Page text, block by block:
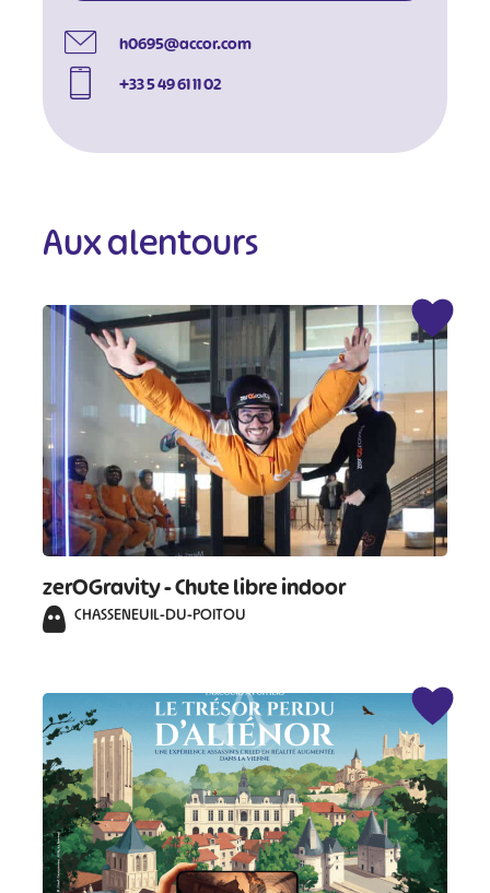
h0695@accor.com
+33 5 49 61 11 02
Aux alentours
zerOGravity - Chute libre indoor
CHASSENEUIL-DU-POITOU